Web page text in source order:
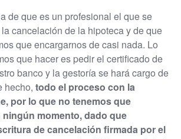
de que es un profesional el que se
cancelación de la hipoteca y de que
que encargarnos de casi nada. Lo
que hacer es pedir el certificado de
banco y la gestoría se hará cargo de
hecho, todo el proceso con la
por lo que no tenemos que
momento, dado que
de cancelación firmada por el